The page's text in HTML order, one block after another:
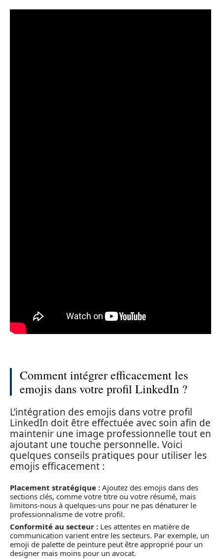
Comment intégrer efficacement les
emojis dans votre profil LinkedIn ?
L’intégration des emojis dans votre profil
LinkedIn doit être effectuée avec soin afin de
maintenir une image professionnelle tout en
ajoutant une touche personnelle. Voici
quelques conseils pratiques pour utiliser les
emojis efficacement :
Placement stratégique : Ajoutez des emojis dans des
sections clés, comme votre titre ou votre résumé, mais
limitons-nous à quelques-uns pour ne pas dénaturer le
professionnalisme de votre profil.
Conformité au secteur : Les attentes en matière de
communication varient entre les secteurs. Par exemple, un
emoji de palette de peinture peut être approprié pour un
designer mais moins pour un avocat.